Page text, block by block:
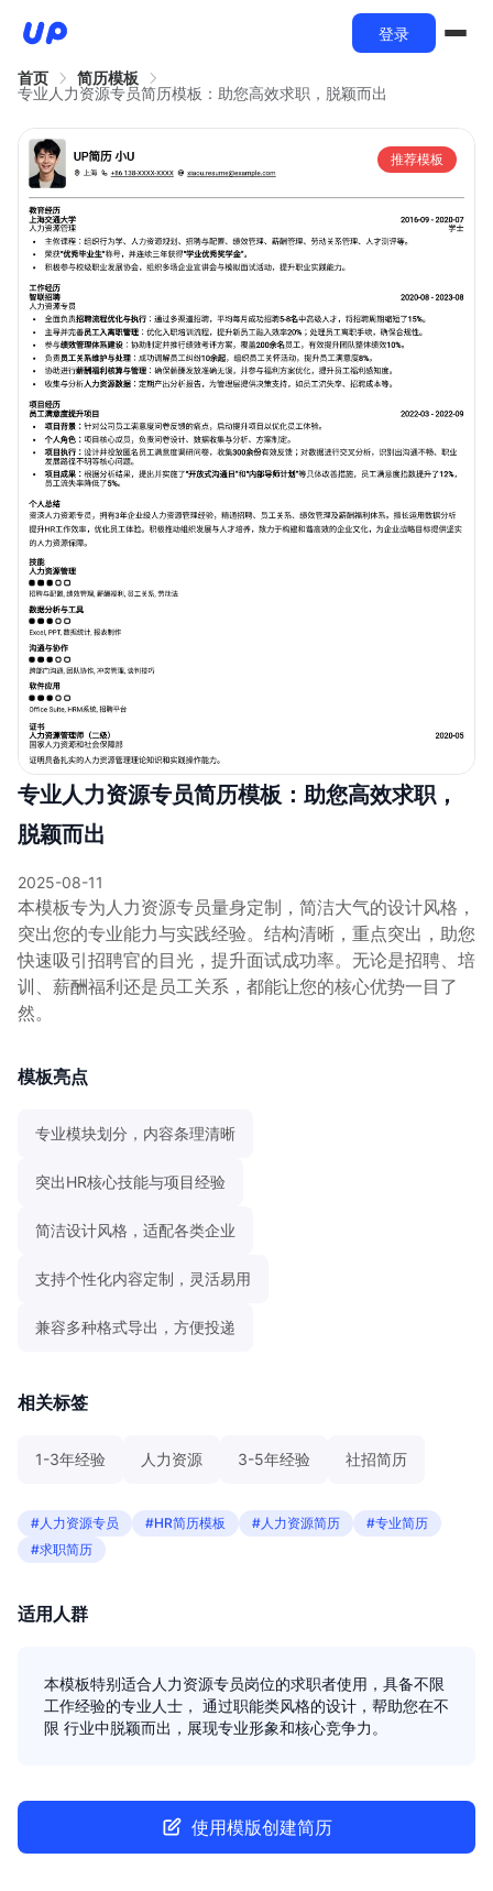
登录
首页
简历模板
专业人力资源专员简历模板：助您高效求职，脱颖而出
推荐模板
专业人力资源专员简历模板：助您高效求职，
脱颖而出
2025-08-11
本模板专为人力资源专员量身定制，简洁大气的设计风格，
突出您的专业能力与实践经验。结构清晰，重点突出，助您
快速吸引招聘官的目光，提升面试成功率。无论是招聘、培
训、薪酬福利还是员工关系，都能让您的核心优势一目了
然。
模板亮点
专业模块划分，内容条理清晰
突出HR核心技能与项目经验
简洁设计风格，适配各类企业
支持个性化内容定制，灵活易用
兼容多种格式导出，方便投递
相关标签
1-3年经验 人力资源 3-5年经验 社招简历
#人力资源专员 #HR简历模板 #人力资源简历
#专业简历
#求职简历
适用人群
本模板特别适合人力资源专员岗位的求职者使用，具备不限
工作经验的专业人士， 通过职能类风格的设计，帮助您在不
限 行业中脱颖而出，展现专业形象和核心竞争力。
使用模版创建简历